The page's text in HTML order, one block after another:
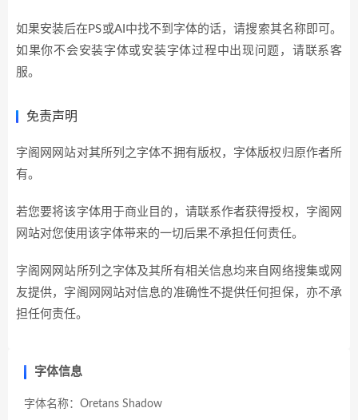
如果安装后在PS或AI中找不到字体的话，请搜索其名称即可。
如果你不会安装字体或安装字体过程中出现问题，请联系客
服。
免责声明
字阁网网站对其所列之字体不拥有版权，字体版权归原作者所
有。
若您要将该字体用于商业目的，请联系作者获得授权，字阁网
网站对您使用该字体带来的一切后果不承担任何责任。
字阁网网站所列之字体及其所有相关信息均来自网络搜集或网
友提供，字阁网网站对信息的准确性不提供任何担保，亦不承
担任何责任。
字体信息
字体名称：Oretans Shadow